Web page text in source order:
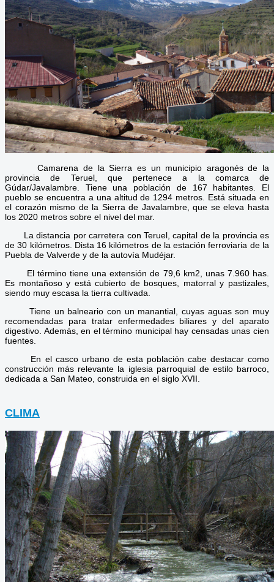
Camarena de la Sierra es un municipio aragonés de la
provincia de Teruel, que pertenece a la comarca de
Gúdar/Javalambre. Tiene una población de 167 habitantes. El
pueblo se encuentra a una altitud de 1294 metros. Está situada en
el corazón mismo de la Sierra de Javalambre, que se eleva hasta
los 2020 metros sobre el nivel del mar.
La distancia por carretera con Teruel, capital de la provincia es
de 30 kilómetros. Dista 16 kilómetros de la estación ferroviaria de la
Puebla de Valverde y de la autovía Mudéjar.
El término tiene una extensión de 79,6 km2, unas 7.960 has.
Es montañoso y está cubierto de bosques, matorral y pastizales,
siendo muy escasa la tierra cultivada.
Tiene un balneario con un manantial, cuyas aguas son muy
recomendadas para tratar enfermedades biliares y del aparato
digestivo. Además, en el término municipal hay censadas unas cien
fuentes.
En el casco urbano de esta población cabe destacar como
construcción más relevante la iglesia parroquial de estilo barroco,
dedicada a San Mateo, construida en el siglo XVII.
CLIMA